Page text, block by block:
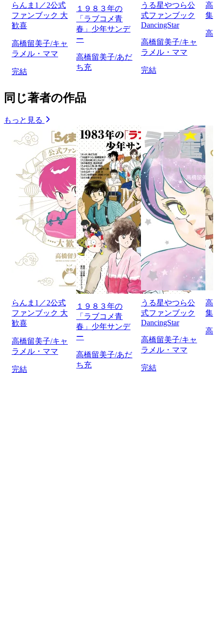
らんま1／2公式
ファンブック 大
歓喜
高橋留美子/キャ
ラメル・ママ
完結
１９８３年の
「ラブコメ青
春」少年サンデ
ー
高橋留美子/あだ
ち充
うる星やつら公
式ファンブック
DancingStar
高橋留美子/キャ
ラメル・ママ
完結
高
集
高
同じ著者の作品
もっと見る
らんま1／2公式
ファンブック 大
歓喜
高橋留美子/キャ
ラメル・ママ
完結
１９８３年の
「ラブコメ青
春」少年サンデ
ー
高橋留美子/あだ
ち充
うる星やつら公
式ファンブック
DancingStar
高橋留美子/キャ
ラメル・ママ
完結
高
集
高